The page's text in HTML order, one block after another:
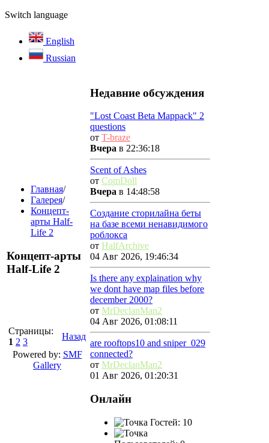
Switch language
English
Russian
Главная/
Галерея/
Концепт-
арты Half-
Life 2
Концепт-арты
Half-Life 2
Страницы:
1 2 3
Назад
Powered by: SMF
Gallery
Недавние обсуждения
"Lost Coast Beta Mappack" 2
questions
от T-braze
Вчера в 22:36:18
Scent of Ashes
от ComDoll
Вчера в 14:48:58
Создание сторилайна беты
на базе всеми ненавидимого
роблокса
от HalfArchive
04 Авг 2026, 19:46:34
Is there any explaination why
we dont have map files before
december 2000?
от MrDeclanMan2
04 Авг 2026, 01:08:11
are rooftops10 and sniper_029
connected?
от MrDeclanMan2
01 Авг 2026, 01:20:31
Онлайн
Гостей: 10